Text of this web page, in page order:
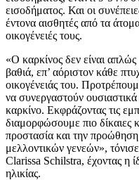
εισοδήματος. Και οι
έντονα αισθητές από τα
οικογένειές τους.
«Ο καρκίνος δεν είναι
βαθιά, επ’ αόριστον κάθε
οικογένειάς του.
να συνεργαστούν
καρκίνο. Εκφράζοντας τις
διαμορφώσουμε πιο δίκαιες
προστασία και την
μελλοντικών γενεών»,
Clarissa Schilstra, έχοντας η
ηλικίας.